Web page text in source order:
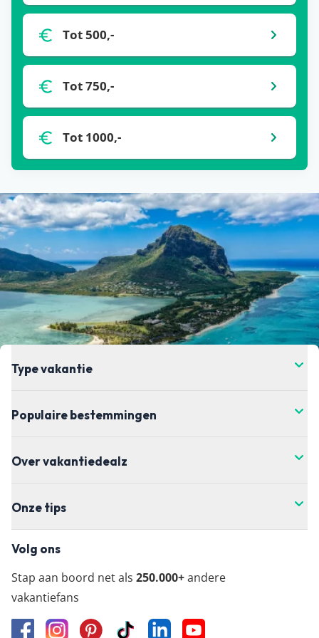
ander aantal dagen of een andere airport, dan kan
het zijn dat de prijs verandert.
De prijzen die je op een hotelpagina ziet, worden
één keer per 24 uur automatisch opgehaald bij
onze partners. Het kan zijn dat binnen de 24 uur
de prijs verandert. Dit kan hoger of lager zijn,
de meest actuele vanaf-prijs kun je het beste
doorklikken naar de aanbieder waar je je vakantie
Tot 500,-
Tot 750,-
Tot 1000,-
Type vakantie
Populaire bestemmingen
Over vakantiedealz
Onze tips
Volg ons
Stap aan boord net als 250.000+andere
vakantiefans